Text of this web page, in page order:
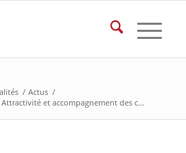
/ Actus /
et accompagnement des c...